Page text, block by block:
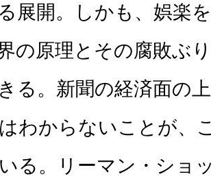
展開。しかも、娯楽
の原理とその腐敗ぶ
る。新聞の経済面の
わからないことが、
る。リーマン・ショ